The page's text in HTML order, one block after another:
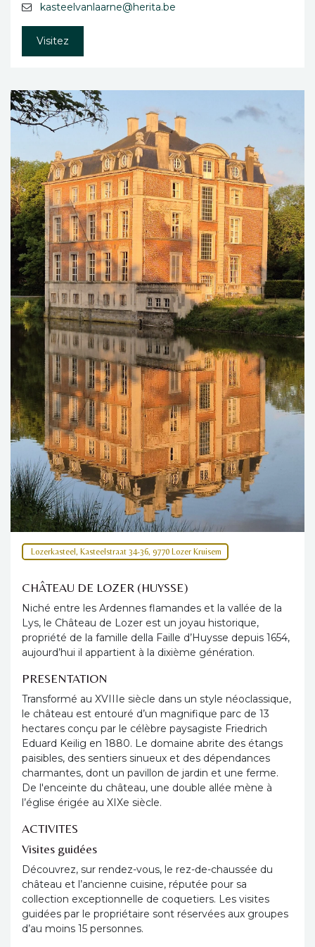
kasteelvanlaarne@herita.be
Visitez
Lozerkasteel, Kasteelstraat 34-36, 9770 Lozer Kruisem
CHÂTEAU DE LOZER (HUYSSE)
Niché entre les Ardennes flamandes et la vallée de la
Lys, le Château de Lozer est un joyau historique,
propriété de la famille della Faille d’Huysse depuis 1654,
aujourd’hui il appartient à la dixième génération.
PRESENTATION
Transformé au XVIIIe siècle dans un style néoclassique,
le château est entouré d’un magnifique parc de 13
hectares conçu par le célèbre paysagiste Friedrich
Eduard Keilig en 1880. Le domaine abrite des étangs
paisibles, des sentiers sinueux et des dépendances
charmantes, dont un pavillon de jardin et une ferme.
De l'enceinte du château, une double allée mène à
l’église érigée au XIXe siècle.
ACTIVITES
Visites guidées
Découvrez, sur rendez-vous, le rez-de-chaussée du
château et l’ancienne cuisine, réputée pour sa
collection exceptionnelle de coquetiers. Les visites
guidées par le propriétaire sont réservées aux groupes
d’au moins 15 personnes.